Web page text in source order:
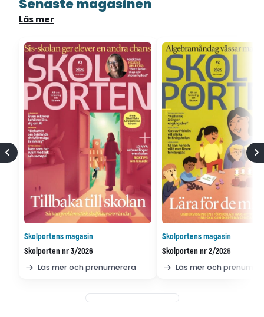
Senaste magasinen
Läs mer
Skolportens magasin
Skolporten nr 3/2026
Läs mer och prenumerera
Skolportens magasin
Skolporten nr 2/2026
Läs mer och